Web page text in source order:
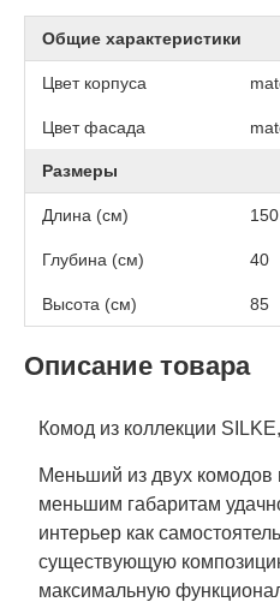
Общие характеристики
Цвет корпуса
Цвет фасада
Размеры
Длина (см) 150
Глубина (см) 40
Высота (см) 85
Описание товара
Комод из коллекции
Меньший из двух комодов
меньшим габаритам
интерьер как
существующую
максимальную